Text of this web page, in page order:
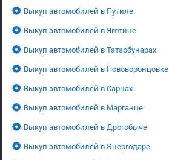
Выкуп автомобилей в Путиле
Выкуп автомобилей в Яготине
Выкуп автомобилей в Татарбунарах
Выкуп автомобилей в Нововоронцовке
Выкуп автомобилей в Сарнах
Выкуп автомобилей в Марганце
Выкуп автомобилей в Дрогобыче
Выкуп автомобилей в Энергодаре